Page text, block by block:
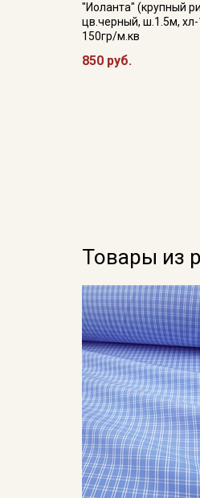
"Иоланта" (крупный
цв.черный, ш.1.5м, хл-
150гр/м.кв
850 руб.
Товары из